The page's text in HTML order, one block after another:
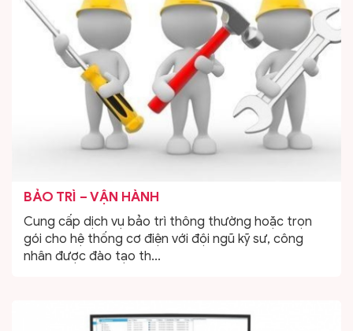
BẢO TRÌ – VẬN HÀNH
Cung cấp dịch vụ bảo trì thông thường hoặc trọn
gói cho hệ thống cơ điện với đội ngũ kỹ sư, công
nhân được đào tạo th...